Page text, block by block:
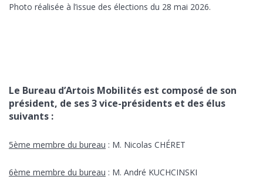
Photo réalisée à l’issue des élections du 28 mai 2026.
Le Bureau d’Artois Mobilités est composé de son
président, de ses 3 vice-présidents et des élus
suivants :
5ème membre du bureau : M. Nicolas CHÉRET
6ème membre du bureau : M. André KUCHCINSKI